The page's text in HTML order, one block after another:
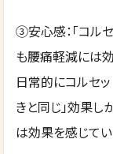
③安心感：「コル
も腰痛軽減には
日常的にコルセ
きと同じ」効果し
は効果を感じてい